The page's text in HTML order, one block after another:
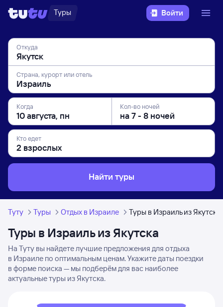
Туры Войти
Откуда
Страна, курорт или отель
Когда Кол-во ночей
Кто едет
Найти туры
Туту Туры Отдых в Израиле Туры в Израиль из Якутска
Туры в Израиль из Якутска
На Туту вы найдете лучшие предложения для отдыха
в Израиле по оптимальным ценам. Укажите даты поездки
в форме поиска — мы подберём для вас наиболее
актуальные туры из Якутска.